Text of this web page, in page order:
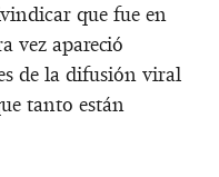
que fue en
vez apareció
de la difusión viral
tanto están